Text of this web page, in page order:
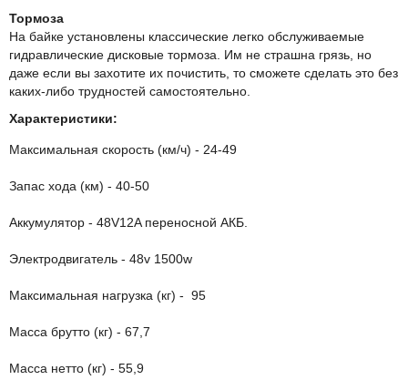
Тормоза
На байке установлены классические легко обслуживаемые
гидравлические дисковые тормоза. Им не страшна грязь, но
даже если вы захотите их почистить, то сможете сделать это без
каких-либо трудностей самостоятельно.
Характеристики:
Максимальная скорость (км/ч) - 24-49
Запас хода (км) - 40-50
Аккумулятор - 48V12A переносной АКБ.
Электродвигатель - 48v 1500w
Максимальная нагрузка (кг) - 95
Масса брутто (кг) - 67,7
Масса нетто (кг) - 55,9